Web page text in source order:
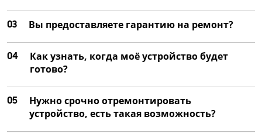
03 Вы предоставляете гарантию на ремонт?
04
Как узнать, когда моё устройство будет
готово?
05
Нужно срочно отремонтировать
устройство, есть такая возможность?